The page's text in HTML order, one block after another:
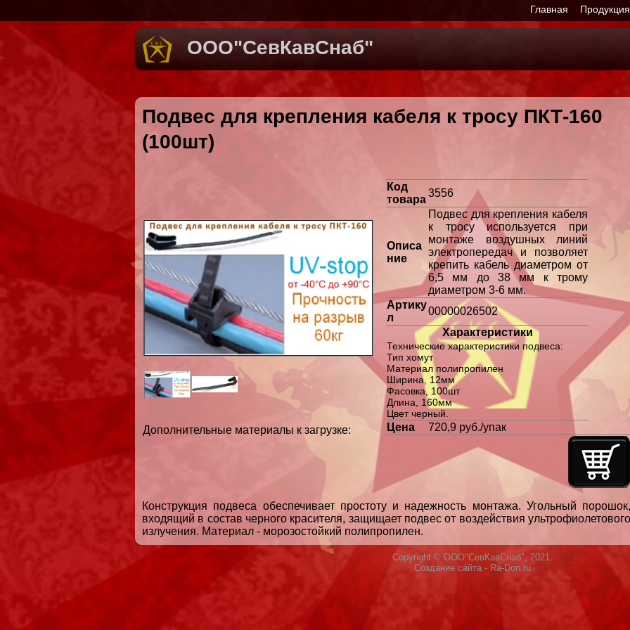
1 Главная Продукция
ООО"СевКавСнаб"
Подвес для крепления кабеля к тросу ПКТ-160
(100шт)
Дополнительные материалы к загрузке:
Код
товара
3556
Описа
ние
Подвес для крепления кабеля
к тросу используется при
монтаже воздушных линий
электропередач и позволяет
крепить кабель диаметром от
6,5 мм до 38 мм к трому
диаметром 3-6 мм.
Артику
л
00000026502
Характеристики
Технические характеристики подвеса:
Тип хомут
Материал полипропилен
Ширина, 12мм
Фасовка, 100шт
Длина, 160мм
Цвет черный.
Цена 720,9 руб./упак
Конструкция подвеса обеспечивает простоту и надежность монтажа. Угольный порошок,
входящий в состав черного красителя, защищает подвес от воздействия ультрофиолетового
излучения. Материал - морозостойкий полипропилен.
Copyright © ООО"СевКавСнаб", 2021.
Создание сайта - Ra-Don.ru